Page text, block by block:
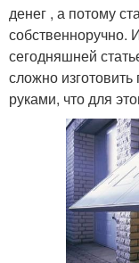
денег , а потому
собственноручно.
сегодняшней
сложно
руками, что для